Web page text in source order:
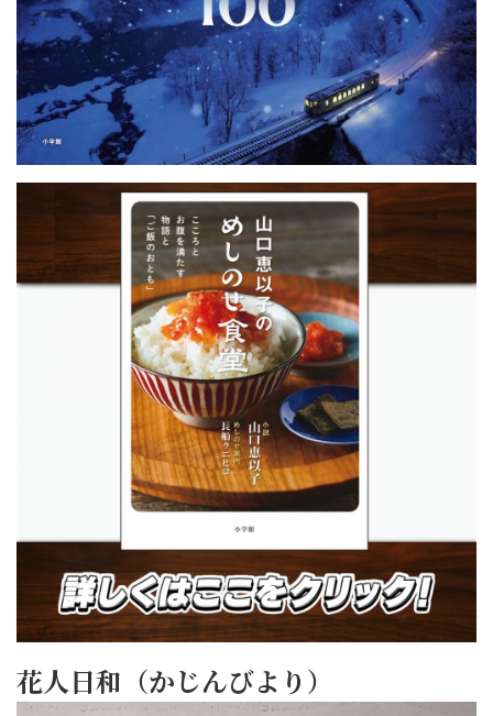
花人日和（かじんびより）